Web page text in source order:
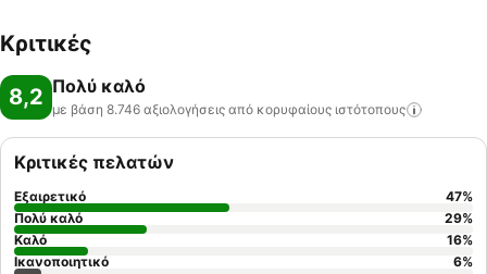
Κριτικές
8,2 Πολύ καλό
με βάση 8.746 αξιολογήσεις από κορυφαίους ιστότοπους
Κριτικές πελατών
Εξαιρετικό 47%
Πολύ καλό
29%
Καλό
16%
Ικανοποιητικό
6%